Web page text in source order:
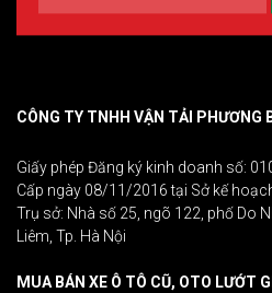
CÔNG TY TNHH VẬN TẢI PHƯƠNG
Giấy phép Đăng ký kinh doanh số:
Cấp ngày 08/11/2016 tại Sở kế
Trụ sở: Nhà số 25, ngõ 122, phố Do
Liêm, Tp. Hà Nội
MUA BÁN XE Ô TÔ CŨ, OTO LƯỚT